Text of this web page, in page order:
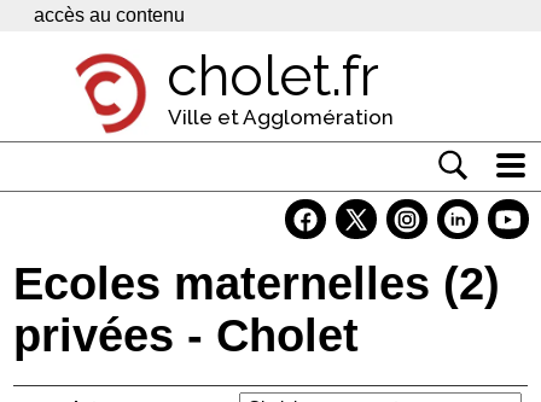
Panneau de gestion des cookies
accès au contenu
cholet.fr
Ville et Agglomération
Vivre à Cholet
Economie
Services
Ecoles maternelles (2)
privées - Cholet